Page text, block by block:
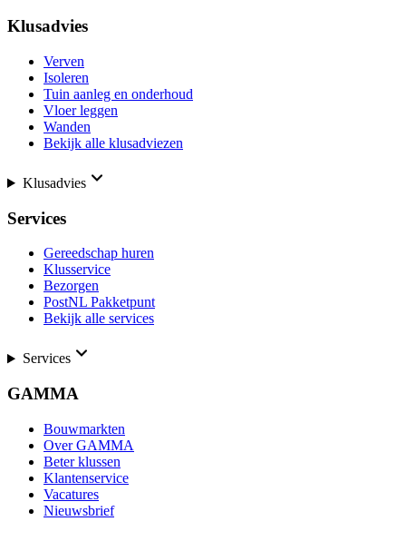
Klusadvies
Verven
Isoleren
Tuin aanleg en onderhoud
Vloer leggen
Wanden
Bekijk alle klusadviezen
Klusadvies
Services
Gereedschap huren
Klusservice
Bezorgen
PostNL Pakketpunt
Bekijk alle services
Services
GAMMA
Bouwmarkten
Over GAMMA
Beter klussen
Klantenservice
Vacatures
Nieuwsbrief